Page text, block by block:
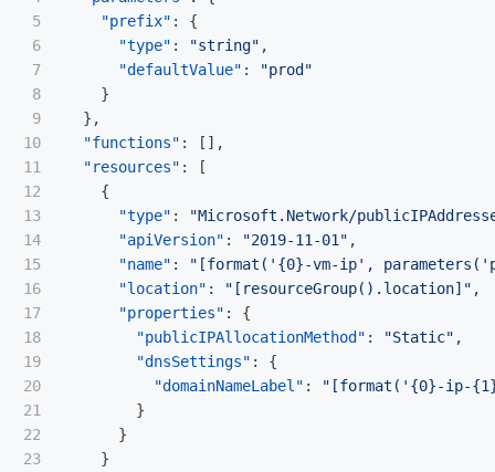
5
6
7
8
9
10
11
12
13
14
15
16
17
18
19
20
21
22
23
"prefix" :
{
"type" : "string" ,
"defaultValue" :
"prod"
}
},
"functions" :
[],
"resources" :
[
{
"type" :
"Microsoft.Network/
"apiVersion" : "2019-11-01" ,
"name" :
"[format('{0}-vm-ip',
"location" : "[resourceGroup().location]" ,
"properties" :
{
"publicIPAllocationMethod" : "Static" ,
"dnsSettings" :
{
"domainNameLabel" :
"[format('{0}-ip-
}
}
}